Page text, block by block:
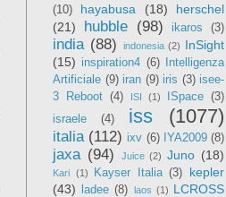
(10)
hayabusa (18)
herschel
(21)
hubble (98) ikaros (3)
india (88) indonesia (2) InSight
(15) inspiration4 (6)
Intelligenza
Artificiale (9) iran (9) iris (3) isee-
3 Reboot (4) ISI (1) ISpace (3)
israele
(4) iss (1077)
italia (112) ixv (6) IYA2009 (8)
jaxa (94) Juice (2) Juno (18)
Kari (1) Kayser Italia (3)
kepler
(43)
ladee (8) laos (1) LCROSS